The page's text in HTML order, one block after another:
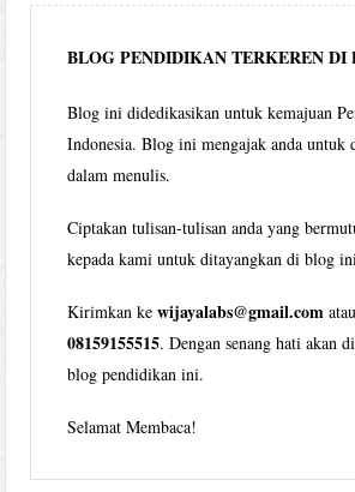
bulan
BLOG PENDIDIKAN TERKEREN DI
Blog ini didedikasikan untuk kemajuan
Indonesia. Blog ini mengajak anda untuk
dalam menulis.
Ciptakan tulisan-tulisan anda yang
kepada kami untuk ditayangkan di blog
Kirimkan kewijayalabs@gmail.com
08159155515. Dengan senang hati akan
blog pendidikan ini.
Selamat Membaca!